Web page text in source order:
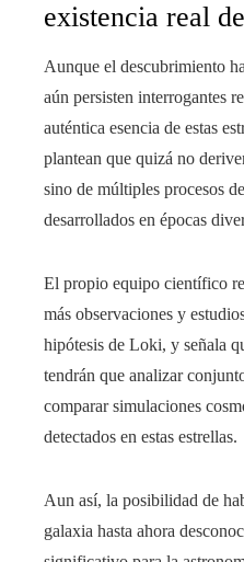
existencia real
Aunque el descubrimiento
aún persisten interrogantes
auténtica esencia de estas
plantean que quizá no
sino de múltiples procesos
desarrollados en épocas
El propio equipo científico
más observaciones y
hipótesis de Loki, y señala
tendrán que analizar
comparar simulaciones
detectados en estas estrellas.
Aun así, la posibilidad de
galaxia hasta ahora